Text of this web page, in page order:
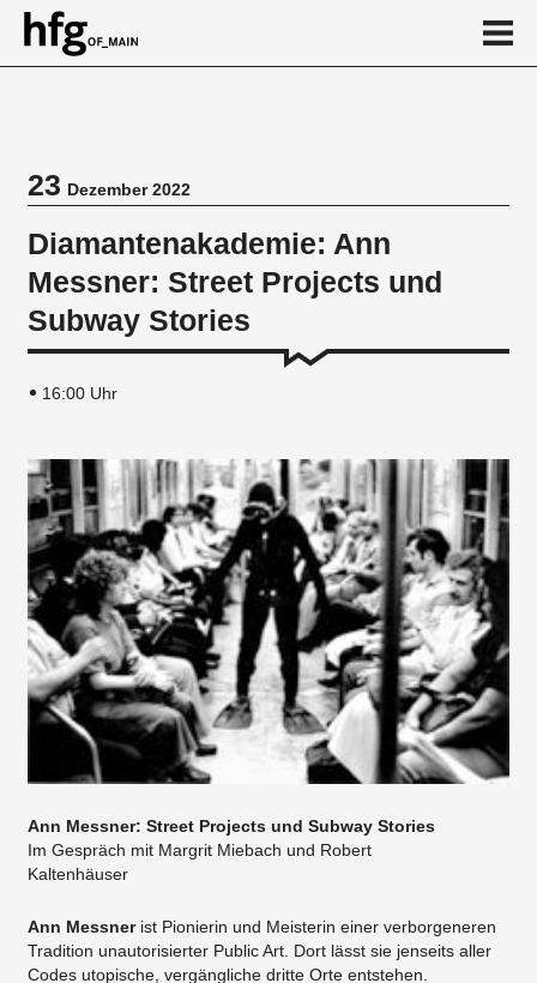
Vortragsreihe
23Dezember 2022
Diamantenakademie: Ann
Messner: Street Projects und
Subway Stories
16:00 Uhr
Ann Messner: Street Projects und Subway Stories
Im Gespräch mit Margrit Miebach und Robert
Kaltenhäuser
Ann Messnerist Pionierin und Meisterin einer verborgeneren
Tradition unautorisierter Public Art. Dort lässt sie jenseits aller
Codes utopische, vergängliche dritte Orte entstehen.